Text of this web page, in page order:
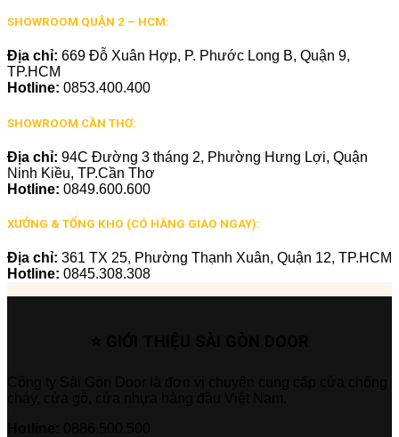
SHOWROOM QUẬN 2 – HCM:
Địa chỉ: 669 Đỗ Xuân Hợp, P. Phước Long B, Quận 9,
TP.HCM
Hotline: 0853.400.400
SHOWROOM CẦN THƠ:
Địa chỉ: 94C Đường 3 tháng 2, Phường Hưng Lợi, Quận
Ninh Kiều, TP.Cần Thơ
Hotline: 0849.600.600
XƯỞNG & TỔNG KHO (CÓ HÀNG GIAO NGAY):
Địa chỉ: 361 TX 25, Phường Thạnh Xuân, Quận 12, TP.HCM
Hotline: 0845.308.308